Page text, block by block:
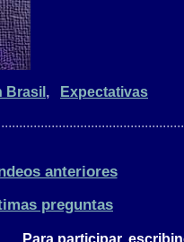
Brasil ,
Expectativas
anteriores
preguntas
Para participar,